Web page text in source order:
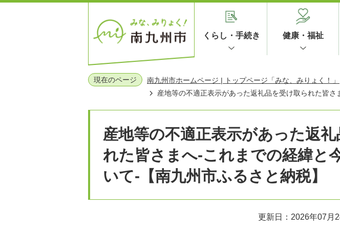
くらし・手続き 健康・福祉
現在のページ 南九州市ホームページ | トップページ「みな、みりょく！」
産地等の不適正表示があった返礼品を受け取られた皆
産地等の不適正表示があった返
れた皆さまへ-これまでの経緯と
いて-【南九州市ふるさと納税】
更新日：2026年07月